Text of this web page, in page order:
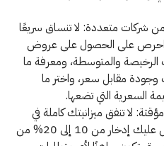
متعددة: لا تنساق سريعًا
احرص على الحصول على عروض
والمتوسطة، ومعرفة ما
مقابل سعر، واختر ما
السعرية التي تضعها.
لا تنفق ميزانيتك كاملة في
تطوير الموقع من البداية، بل عليك إدخار من 10 إلى 20% من